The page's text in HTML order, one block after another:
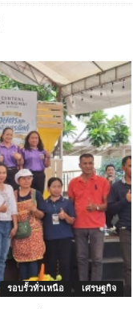
รอบรั้วทั่วเหนือ เศรษฐกิจ